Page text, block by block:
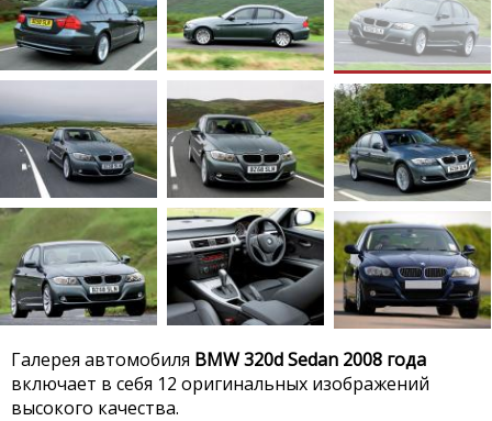
Галерея автомобиля BMW 320d Sedan 2008 года
включает в себя 12 оригинальных изображений
высокого качества.